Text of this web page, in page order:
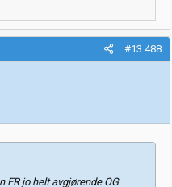
#13.488
ER jo helt avgjørende OG